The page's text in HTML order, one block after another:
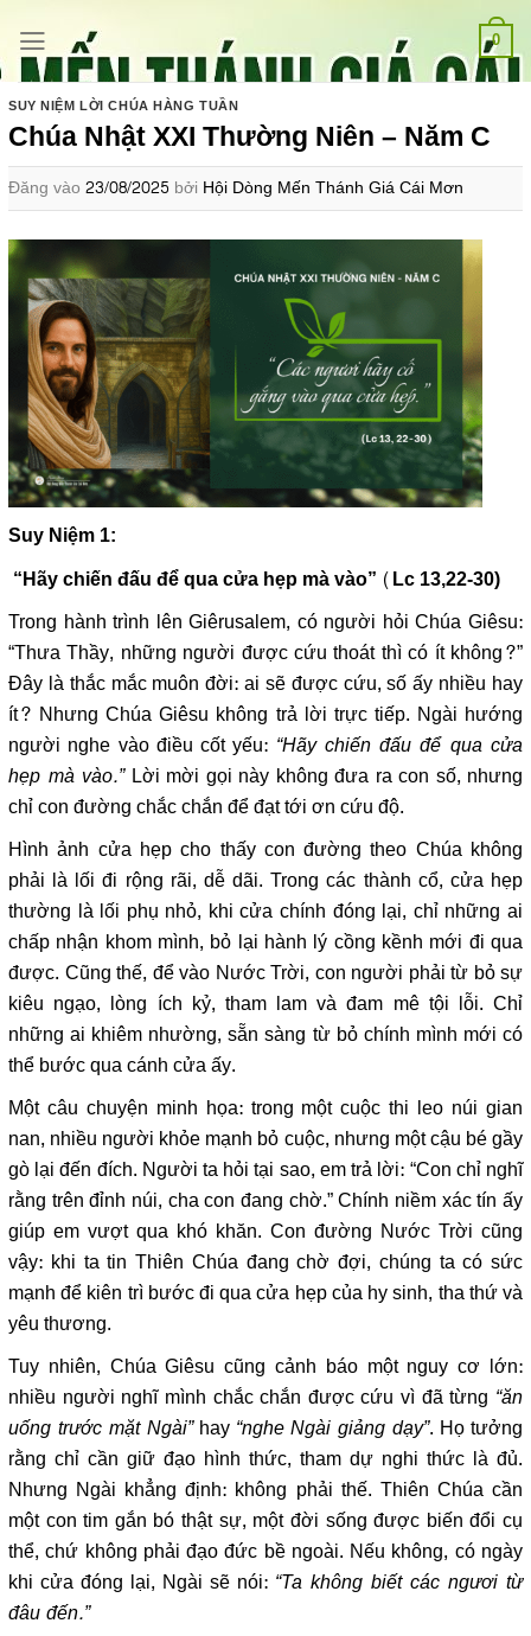
qua
nội
dung
0
SUY NIỆM LỜI CHÚA HÀNG TUẦN
Chúa Nhật XXI Thường Niên – Năm C
Đăng vào 23/08/2025 bởi Hội Dòng Mến Thánh Giá Cái Mơn
Suy Niệm 1:
“Hãy chiến đấu để qua cửa hẹp mà vào” ( Lc 13,22-30)
Trong hành trình lên Giêrusalem, có người hỏi Chúa Giêsu:
“Thưa Thầy, những người được cứu thoát thì có ít không?”
Đây là thắc mắc muôn đời: ai sẽ được cứu, số ấy nhiều hay
ít? Nhưng Chúa Giêsu không trả lời trực tiếp. Ngài hướng
người nghe vào điều cốt yếu: “Hãy chiến đấu để qua cửa
hẹp mà vào.”Lời mời gọi này không đưa ra con số, nhưng
chỉ con đường chắc chắn để đạt tới ơn cứu độ.
Hình ảnh cửa hẹp cho thấy con đường theo Chúa không
phải là lối đi rộng rãi, dễ dãi. Trong các thành cổ, cửa hẹp
thường là lối phụ nhỏ, khi cửa chính đóng lại, chỉ những ai
chấp nhận khom mình, bỏ lại hành lý cồng kềnh mới đi qua
được. Cũng thế, để vào Nước Trời, con người phải từ bỏ sự
kiêu ngạo, lòng ích kỷ, tham lam và đam mê tội lỗi. Chỉ
những ai khiêm nhường, sẵn sàng từ bỏ chính mình mới có
thể bước qua cánh cửa ấy.
Một câu chuyện minh họa: trong một cuộc thi leo núi gian
nan, nhiều người khỏe mạnh bỏ cuộc, nhưng một cậu bé gầy
gò lại đến đích. Người ta hỏi tại sao, em trả lời: “Con chỉ nghĩ
rằng trên đỉnh núi, cha con đang chờ.” Chính niềm xác tín ấy
giúp em vượt qua khó khăn. Con đường Nước Trời cũng
vậy: khi ta tin Thiên Chúa đang chờ đợi, chúng ta có sức
mạnh để kiên trì bước đi qua cửa hẹp của hy sinh, tha thứ và
yêu thương.
Tuy nhiên, Chúa Giêsu cũng cảnh báo một nguy cơ lớn:
nhiều người nghĩ mình chắc chắn được cứu vì đã từng “ăn
uống trước mặt Ngài”hay “nghe Ngài giảng dạy”. Họ tưởng
rằng chỉ cần giữ đạo hình thức, tham dự nghi thức là đủ.
Nhưng Ngài khẳng định: không phải thế. Thiên Chúa cần
một con tim gắn bó thật sự, một đời sống được biến đổi cụ
thể, chứ không phải đạo đức bề ngoài. Nếu không, có ngày
khi cửa đóng lại, Ngài sẽ nói: “Ta không biết các ngươi từ
đâu đến.”